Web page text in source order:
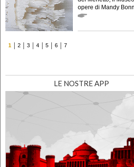
opere di Mandy
1 2 3 4 5 6
7
LE NOSTRE APP